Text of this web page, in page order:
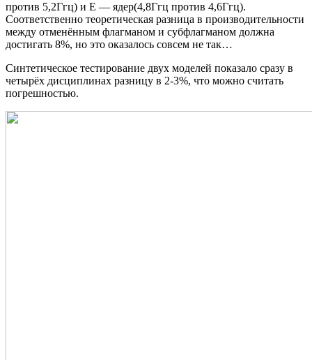
против 5,2Ггц) и E — ядер(4,8Ггц против 4,6Ггц).
Соответственно теоретическая разница в производительности
между отменённым флагманом и субфлагманом должна
достигать 8%, но это оказалось совсем не так…
Синтетическое тестирование двух моделей показало сразу в
четырёх дисциплинах разницу в 2-3%, что можно считать
погрешностью.